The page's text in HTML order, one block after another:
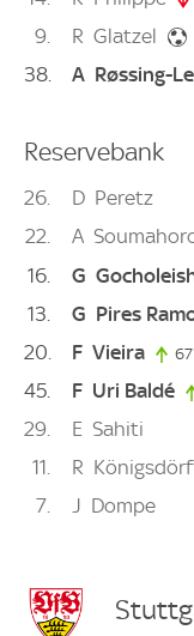
9 R Glatzel
38 A Røssing-
Reservebank
26 D Peretz
22
A
16
G
13 G Pires
20 F Vieira 67'
45 F Uri Baldé
29 E Sahiti
11
R
7 J Dompe